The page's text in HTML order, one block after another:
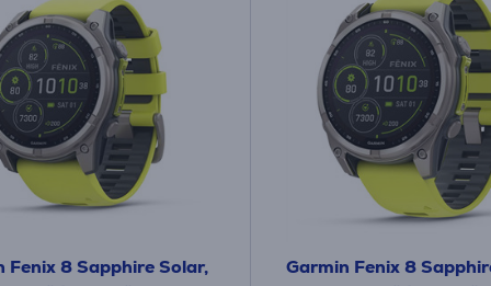
Fenix 8 Sapphire Solar,
Garmin Fenix 8